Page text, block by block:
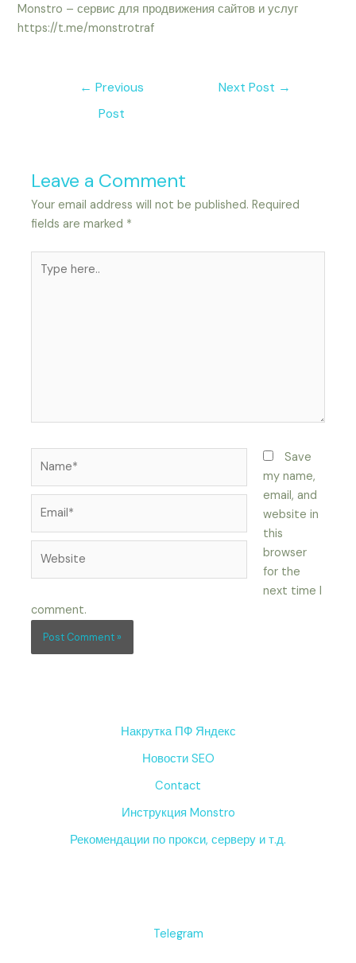
Monstro – сервис для продвижения сайтов и услуг
https://t.me/monstrotraf
← Previous
Post
Next Post →
Leave a Comment
Your email address will not be published. Required
fields are marked *
here..
Save
my name,
email, and
website in
this
browser
for the
next time I
comment.
Накрутка ПФ Яндекс
Новости SEO
Contact
Инструкция Monstro
Рекомендации по прокси, серверу и т.д.
Telegram